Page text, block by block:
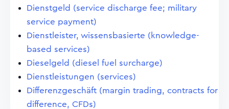
Dienstgeld (service discharge fee; military
service payment)
Dienstleister, wissensbasierte (knowledge-
based services)
Dieselgeld (diesel fuel surcharge)
Dienstleistungen (services)
Differenzgeschäft (margin trading, contracts for
difference, CFDs)